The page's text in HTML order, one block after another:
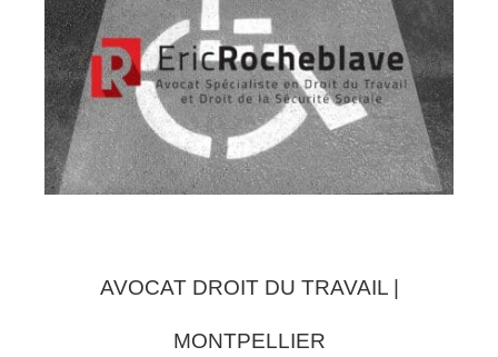
AVOCAT DROIT DU TRAVAIL |
MONTPELLIER